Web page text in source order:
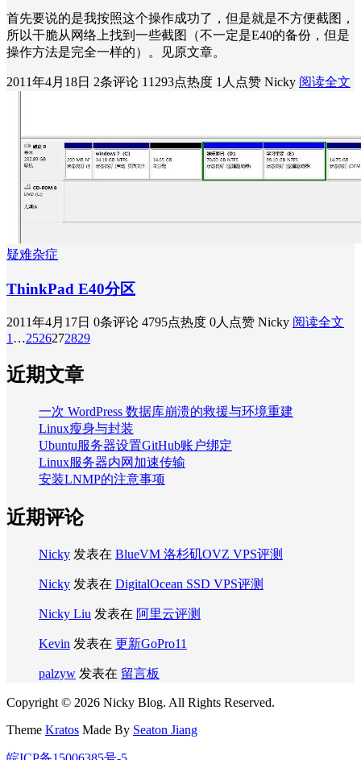
首先要说的是我按照这个操作成功了，但是就是不方便截图，
所以干脆从网络上找到一些截图（不一定是E40的备份，但是
操作方法是完全一样的）。见原文章。
2011年4月18日 2条评论 11293点热度 1人点赞 Nicky 阅读全文
疑难杂症
ThinkPad E40分区
2011年4月17日 0条评论 4795点热度 0人点赞 Nicky 阅读全文
1 …2526272829
近期文章
一次 WordPress 数据库崩溃的救援与环境重建
Linux瘦身与封装
Ubuntu服务器设置GitHub账户绑定
Linux服务器内网加速传输
安装LNMP的注意事项
近期评论
Nicky 发表在 BlueVM 洛杉矶OVZ VPS评测
Nicky 发表在 DigitalOcean SSD VPS评测
Nicky Liu 发表在 阿里云评测
Kevin 发表在 更新GoPro11
palzyw 发表在 留言板
Copyright © 2026 Nicky Blog. All Rights Reserved.
Theme Kratos Made By Seaton Jiang